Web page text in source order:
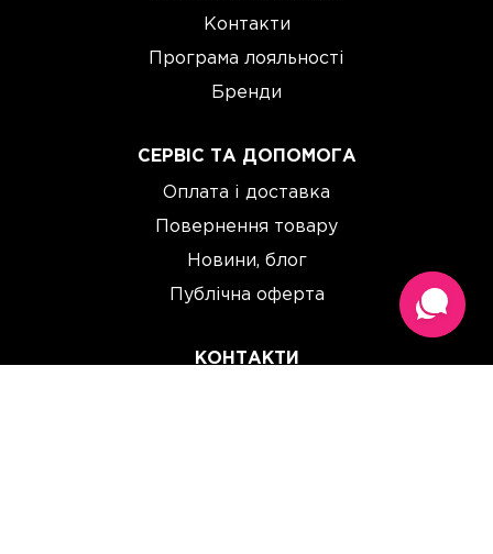
Контакти
Програма лояльності
Бренди
СЕРВІС ТА ДОПОМОГА
Оплата і доставка
Повернення товару
Новини, блог
Публічна оферта
КОНТАКТИ